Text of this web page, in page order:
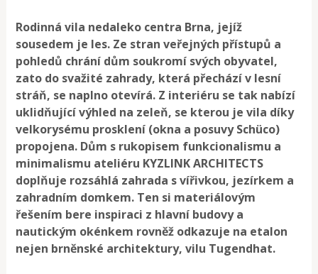
Rodinná vila nedaleko centra Brna, jejíž
sousedem je les. Ze stran veřejných přístupů a
pohledů chrání dům soukromí svých obyvatel,
zato do svažité zahrady, která přechází v lesní
stráň, se naplno otevírá. Z interiéru se tak nabízí
uklidňující výhled na zeleň, se kterou je vila díky
velkorysému prosklení (okna a posuvy Schüco)
propojena. Dům s rukopisem funkcionalismu a
minimalismu ateliéru KYZLINK ARCHITECTS
doplňuje rozsáhlá zahrada s vířivkou, jezírkem a
zahradním domkem. Ten si materiálovým
řešením bere inspiraci z hlavní budovy a
nautickým okénkem rovněž odkazuje na etalon
nejen brněnské architektury, vilu Tugendhat.